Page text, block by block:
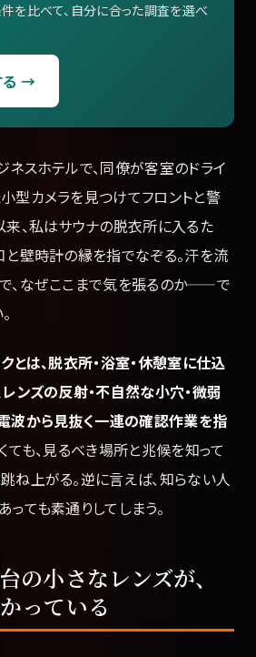
を比べて、自分に合った調査を選べ
る →
ネスホテルで、同僚が客室のドライ
型カメラを見つけてフロントと警
来、私はサウナの脱衣所に入るた
と壁時計の縁を指でなぞる。汗を流
、なぜここまで気を張るのか——で
とは、脱衣所・浴室・休憩室に仕込
ンズの反射・不自然な小穴・微弱
波から見抜く一連の確認作業を指
も、見るべき場所と兆候を知って
ね上がる。逆に言えば、知らない人
ても素通りしてしまう。
の小さなレンズが、
っている